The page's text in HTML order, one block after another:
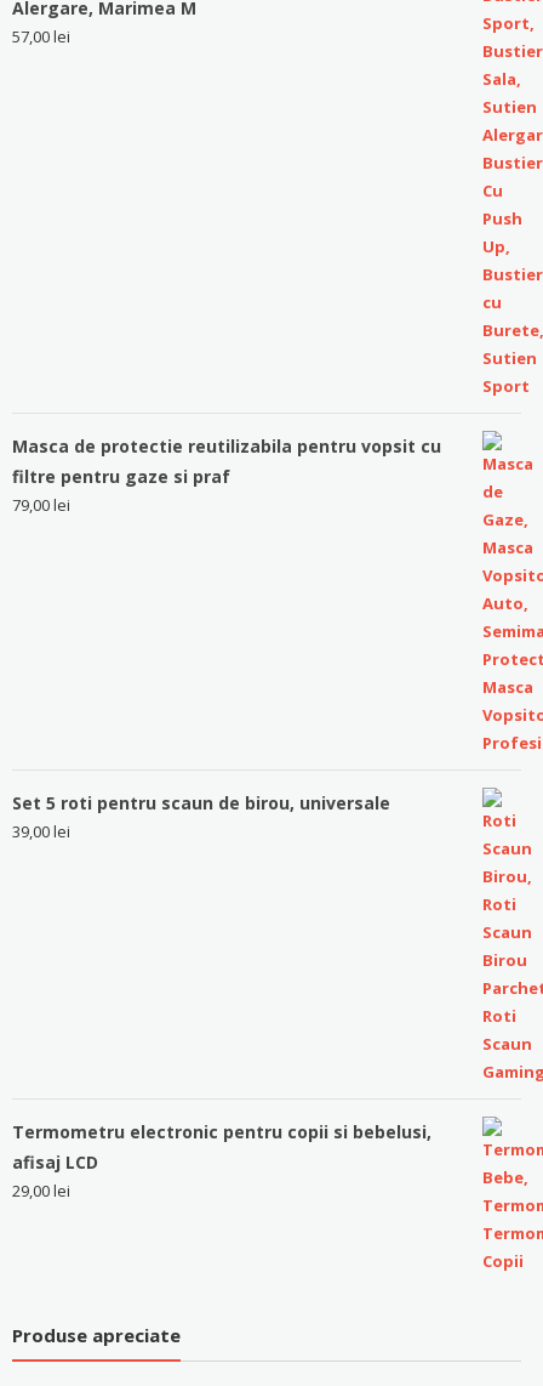
Alergare, Marimea M
57,00lei
Masca de protectie reutilizabila pentru vopsit cu
filtre pentru gaze si praf
79,00lei
Set 5 roti pentru scaun de birou, universale
39,00lei
Termometru electronic pentru copii si bebelusi,
afisaj LCD
29,00lei
Produse apreciate